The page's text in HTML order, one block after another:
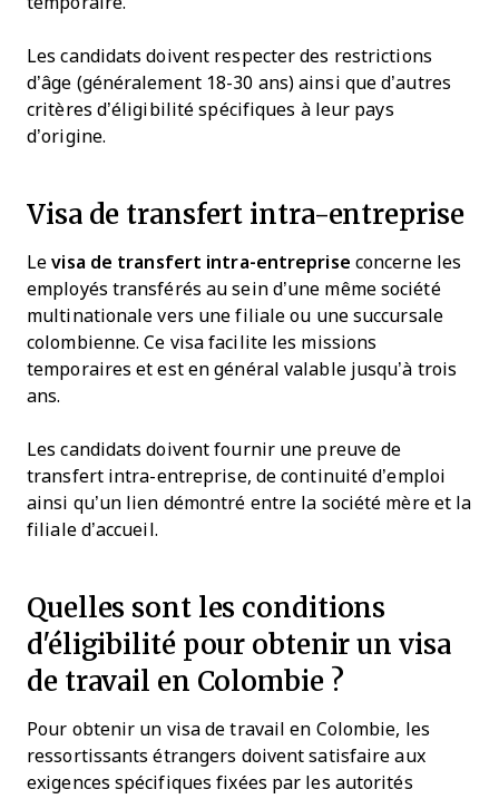
Les candidats doivent respecter des restrictions
d’âge (généralement 18-30 ans) ainsi que d’autres
critères d’éligibilité spécifiques à leur pays
d’origine.
Visa de transfert intra-entreprise
Levisa de transfert intra-entreprise concerne les
employés transférés au sein d’une même société
multinationale vers une filiale ou une succursale
colombienne. Ce visa facilite les missions
temporaires et est en général valable jusqu’à trois
ans.
Les candidats doivent fournir une preuve de
transfert intra-entreprise, de continuité d’emploi
ainsi qu’un lien démontré entre la société mère et la
filiale d’accueil.
Quelles sont les conditions
d'éligibilité pour obtenir un visa
de travail en Colombie ?
Pour obtenir un visa de travail en Colombie, les
ressortissants étrangers doivent satisfaire aux
exigences spécifiques fixées par les autorités